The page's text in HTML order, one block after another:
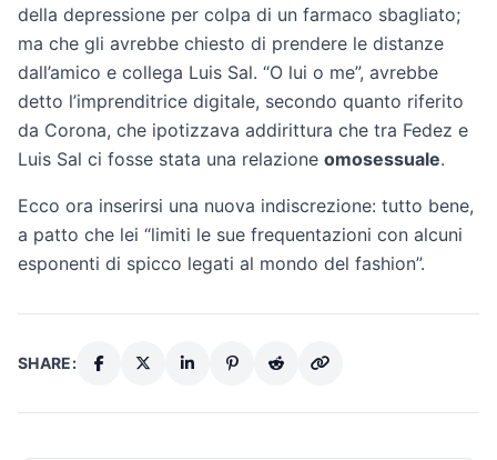
della depressione per colpa di un farmaco sbagliato;
ma che gli avrebbe chiesto di prendere le distanze
dall’amico e collega Luis Sal. “O lui o me”, avrebbe
detto l’imprenditrice digitale, secondo quanto riferito
da Corona, che ipotizzava addirittura che tra Fedez e
Luis Sal ci fosse stata una relazione omosessuale.
Ecco ora inserirsi una nuova indiscrezione: tutto bene,
a patto che lei “limiti le sue frequentazioni con alcuni
esponenti di spicco legati al mondo del fashion”.
SHARE: